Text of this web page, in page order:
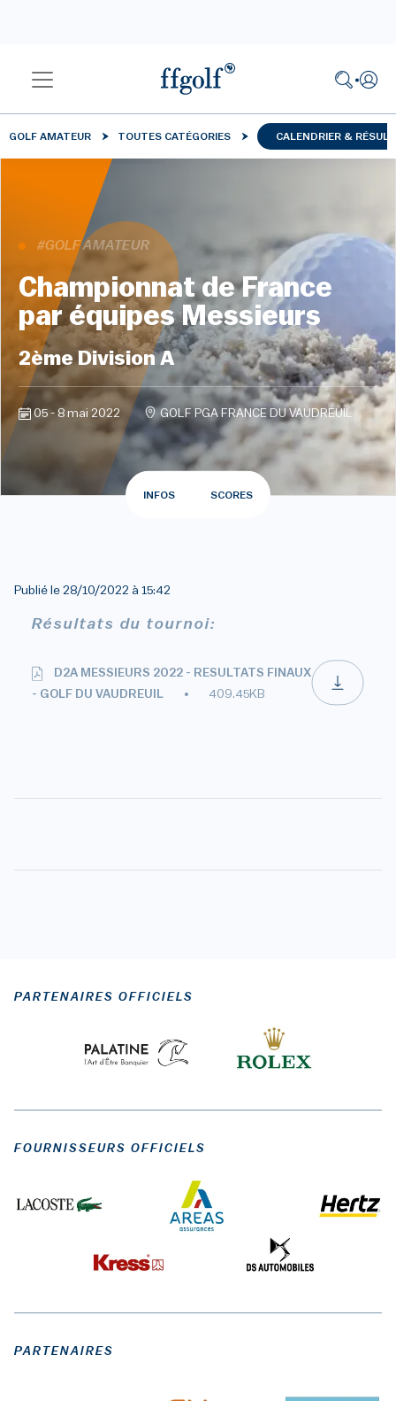
GOLF AMATEUR TOUTES CATÉGORIES CALENDRIER &
#GOLF AMATEUR
Championnat de France
par équipes Messieurs
2ème Division A
05 - 8 mai 2022 GOLF PGA FRANCE DU VAUDREUIL
INFOS SCORES
Publié le 28/10/2022 à 15:42
Résultats du tournoi:
D2A MESSIEURS 2022 - RESULTATS FINAUX
- GOLF DU VAUDREUIL
409.45KB
PARTENAIRES OFFICIELS
FOURNISSEURS OFFICIELS
PARTENAIRES